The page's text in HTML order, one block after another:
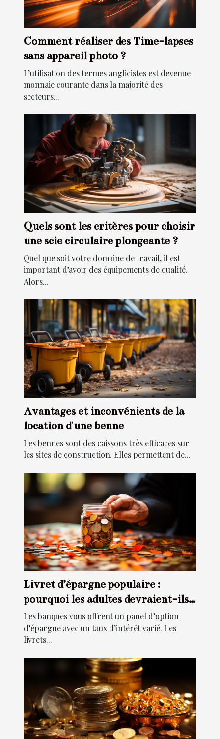
Comment réaliser des Time-lapses
sans appareil photo ?
L’utilisation des termes anglicistes est devenue
monnaie courante dans la majorité des
secteurs...
Quels sont les critères pour choisir
une scie circulaire plongeante ?
Quel que soit votre domaine de travail, il est
important d’avoir des équipements de qualité.
Alors...
Avantages et inconvénients de la
location d'une benne
Les bennes sont des caissons très efficaces sur
les sites de construction. Elles permettent de...
Livret d’épargne populaire :
pourquoi les adultes devraient-ils
souscrire à ce type d’épargne ?
Les banques vous offrent un panel d’option
d’épargne avec un taux d’intérêt varié. Les
livrets...